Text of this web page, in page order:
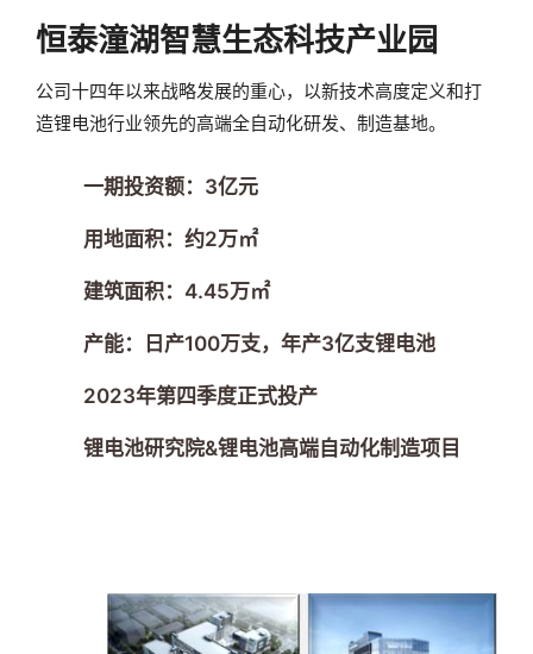
恒泰潼湖智慧生态科技产业园
公司十四年以来战略发展的重心，以新技术高度定义和打
造锂电池行业领先的高端全自动化研发、制造基地。
一期投资额：3亿元
用地面积：约2万㎡
建筑面积：4.45万㎡
产能：日产100万支，年产3亿支锂电池
2023年第四季度正式投产
锂电池研究院&锂电池高端自动化制造项目